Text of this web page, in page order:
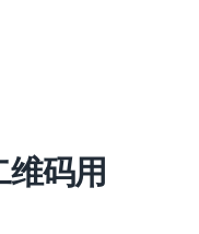
码用